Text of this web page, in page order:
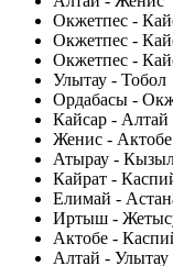
Окжетпес -
Окжетпес -
Окжетпес -
Улытау - Тобол
Ордабасы -
Кайсар - Алтай
Женис - Актобе
Атырау -
Кайрат -
Елимай -
Иртыш -
Актобе -
Алтай - Улытау